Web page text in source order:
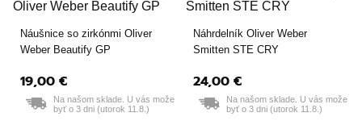
Náušnice so zirkónmi Oliver
Weber Beautify GP
19,00 €
Na našom sklade. U vás može
byť o 3 dni (utorok 11.8.)
Náhrdelník Oliver Weber
Smitten STE CRY
24,00 €
Na našom sklade. U vás može
byť o 3 dni (utorok 11.8.)